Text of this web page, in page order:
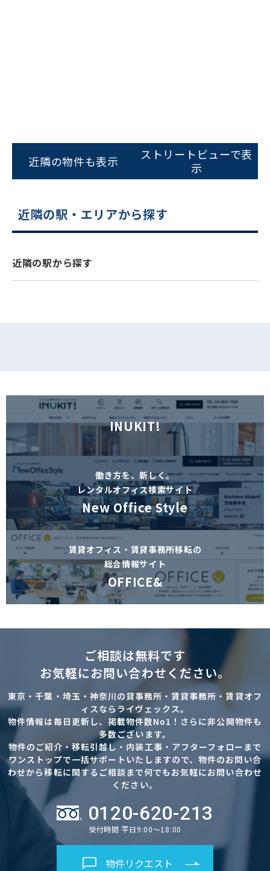
スムーズにご案内できます
0120-620-213
近隣の物件も表示
ストリートビューで表
示
近隣の駅・エリアから探す
近隣の駅から探す
INUKIT!
働き方を、新しく。
レンタルオフィス検索サイト
New Office Style
賃貸オフィス・賃貸事務所移転の
総合情報サイト
OFFICE&
ご相談は無料です
お気軽にお問い合わせください。
東京・千葉・埼玉・神奈川の貸事務所・賃貸事務所・賃貸オフ
ィスならライヴェックス。
物件情報は毎日更新し、掲載物件数No1！さらに非公開物件も
多数ございます。
物件のご紹介・移転引越し・内装工事・アフターフォローまで
ワンストップで一括サポートいたしますので、物件のお問い合
わせから移転に関するご相談まで何でもお気軽にお問い合わせ
ください。
0120-620-213
受付時間 平日9:00～18:00
物件リクエスト